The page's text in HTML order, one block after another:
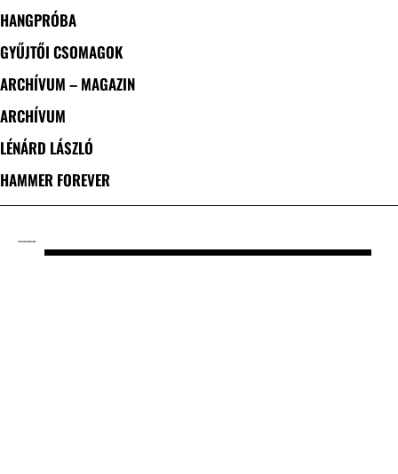
HANGPRÓBA
GYŰJTŐI CSOMAGOK
ARCHÍVUM – MAGAZIN
ARCHÍVUM
LÉNÁRD LÁSZLÓ
HAMMER FOREVER